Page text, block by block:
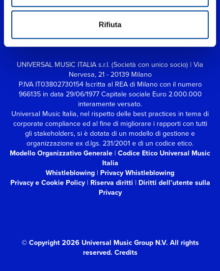
Rifiuta
UNIVERSAL MUSIC ITALIA s.r.l. (Società con unico socio) | Via
Nervesa, 21 - 20139 Milano
P.IVA IT03802730154 Iscritta al REA di Milano con il numero
966135 in data 29/06/1977Capitale sociale Euro 2.000.000
interamente versato.
Universal Music Italia, nel rispetto delle best practices in tema di
corporate compliance ed al fine di migliorare i rapporti con tutti
gli stakeholders,si è dotata di un modello di gestione e
organizzazione ex d.lgs. 231/2001 e di un codice etico.
Modello Organizzativo Generale | Codice Etico Universal Music
Italia
Whistleblowing | Privacy Whistleblowing
Privacy e Cookie Policy| Riserva diritti | Diritti dell’utente sulla
Privacy
© Copyright 2026 Universal Music Group N.V. All rights
reserved. Credits